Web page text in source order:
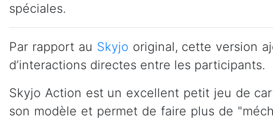
spéciales.
Par rapport au Skyjo original, cette version
d’interactions directes entre les participants.
Skyjo Action est un excellent petit jeu de
son modèle et permet de faire plus de